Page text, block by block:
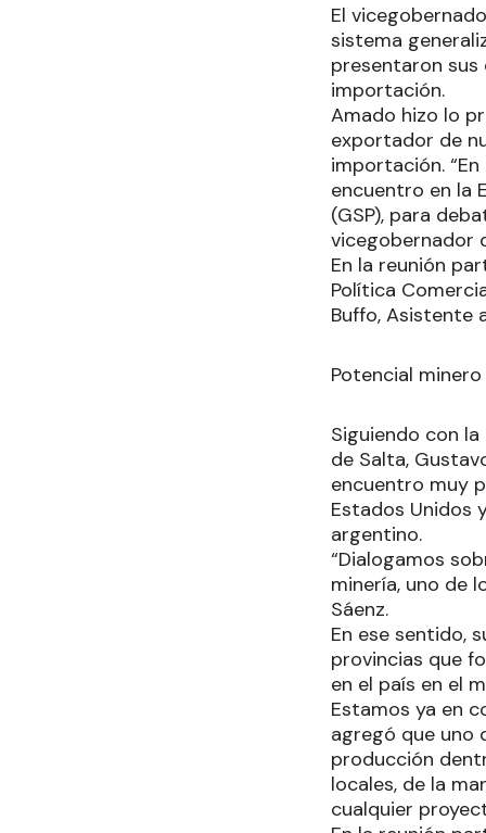
El
sistema
presentaron
importación.
Amado hizo lo
exportador de
importación.
encuentro en la
(GSP), para
vicegobernador
En la reunión
Política
Buffo, Asistente
Potencial
Siguiendo con
de Salta,
encuentro muy
Estados Unidos
argentino.
“Dialogamos
minería, uno de
Sáenz.
En ese sentido,
provincias que
en el país en el
Estamos ya en
agregó que uno
producción
locales, de la
cualquier